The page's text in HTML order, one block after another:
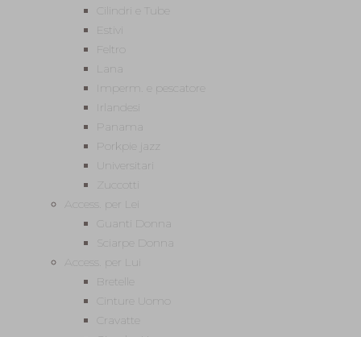
Cilindri e Tube
Estivi
Feltro
Lana
Imperm. e pescatore
Irlandesi
Panama
Porkpie jazz
Universitari
Zuccotti
Access. per Lei
Guanti Donna
Sciarpe Donna
Access. per Lui
Bretelle
Cinture Uomo
Cravatte